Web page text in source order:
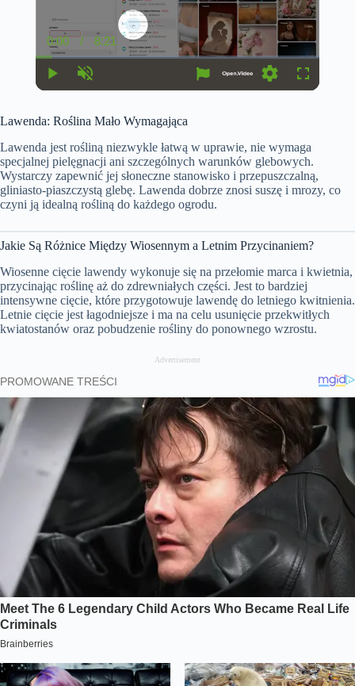
y
u
e
C
u
r
e
t
T
m
e
0:00 /
D
u
t
o
n
8:21
n
g
s
c
r
e
e
n
Lawenda: Roślina Mało Wymagająca
Lawenda jest rośliną niezwykle łatwą w uprawie, nie wymaga
specjalnej pielęgnacji ani szczególnych warunków glebowych.
Wystarczy zapewnić jej słoneczne stanowisko i przepuszczalną,
gliniasto-piaszczystą glebę. Lawenda dobrze znosi suszę i mrozy, co
czyni ją idealną rośliną do każdego ogrodu.
Jakie Są Różnice Między Wiosennym a Letnim Przycinaniem?
Wiosenne cięcie lawendy wykonuje się na przełomie marca i kwietnia,
przycinając roślinę aż do zdrewniałych części. Jest to bardziej
intensywne cięcie, które przygotowuje lawendę do letniego kwitnienia.
Letnie cięcie jest łagodniejsze i ma na celu usunięcie przekwitłych
kwiatostanów oraz pobudzenie rośliny do ponownego wzrostu.
Advertisement